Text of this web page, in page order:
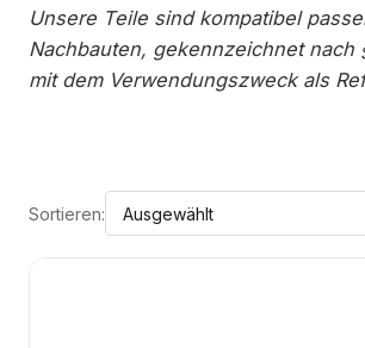
Unsere Teile sind kompatibel
Nachbauten, gekennzeichnet nach
mit dem Verwendungszweck als
Sortieren: